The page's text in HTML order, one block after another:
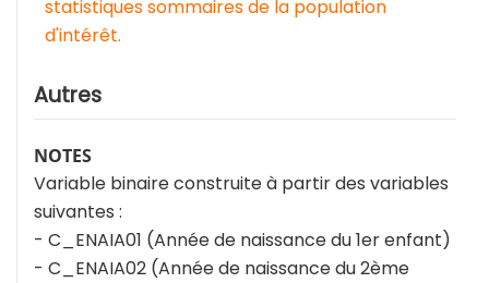
statistiques sommaires de la population
d'intérêt.
Autres
NOTES
Variable binaire construite à partir des variables
suivantes :
- C_ENAIA01 (Année de naissance du 1er enfant)
- C_ENAIA02 (Année de naissance du 2ème